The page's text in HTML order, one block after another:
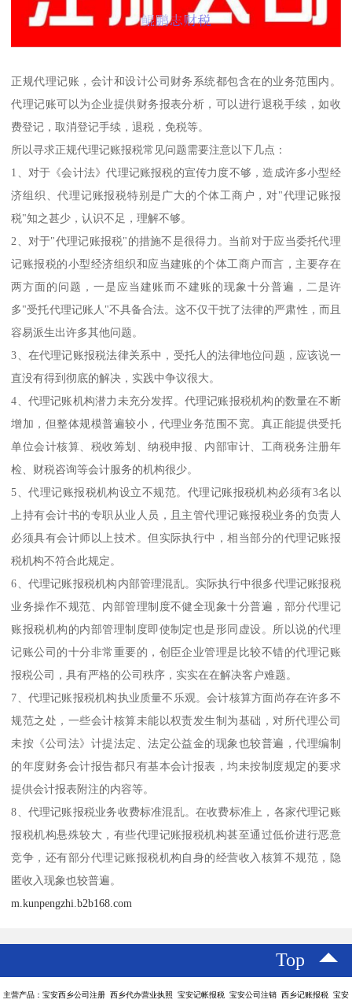
正规代理记账，会计和设计公司财务系统都包含在的业务范围内。
代理记账可以为企业提供财务报表分析，可以进行退税手续，如收
费登记，取消登记手续，退税，免税等。
所以寻求正规代理记账报税常见问题需要注意以下几点：
1、对于《会计法》代理记账报税的宣传力度不够，造成许多小型经
济组织、代理记账报税特别是广大的个体工商户，对"代理记账报
税"知之甚少，认识不足，理解不够。
2、对于"代理记账报税"的措施不是很得力。当前对于应当委托代理
记账报税的小型经济组织和应当建账的个体工商户而言，主要存在
两方面的问题，一是应当建账而不建账的现象十分普遍，二是许
多"受托代理记账人"不具备合法。这不仅干扰了法律的严肃性，而且
容易派生出许多其他问题。
3、在代理记账报税法律关系中，受托人的法律地位问题，应该说一
直没有得到彻底的解决，实践中争议很大。
4、代理记账机构潜力未充分发挥。代理记账报税机构的数量在不断
增加，但整体规模普遍较小，代理业务范围不宽。真正能提供受托
单位会计核算、税收筹划、纳税申报、内部审计、工商税务注册年
检、财税咨询等会计服务的机构很少。
5、代理记账报税机构设立不规范。代理记账报税机构必须有3名以
上持有会计书的专职从业人员，且主管代理记账报税业务的负责人
必须具有会计师以上技术。但实际执行中，相当部分的代理记账报
税机构不符合此规定。
6、代理记账报税机构内部管理混乱。实际执行中很多代理记账报税
业务操作不规范、内部管理制度不健全现象十分普遍，部分代理记
账报税机构的内部管理制度即使制定也是形同虚设。所以说的代理
记账公司的十分非常重要的，创臣企业管理是比较不错的代理记账
报税公司，具有严格的公司秩序，实实在在解决客户难题。
7、代理记账报税机构执业质量不乐观。会计核算方面尚存在许多不
规范之处，一些会计核算未能以权责发生制为基础，对所代理公司
未按《公司法》计提法定、法定公益金的现象也较普遍，代理编制
的年度财务会计报告都只有基本会计报表，均未按制度规定的要求
提供会计报表附注的内容等。
8、代理记账报税业务收费标准混乱。在收费标准上，各家代理记账
报税机构悬殊较大，有些代理记账报税机构甚至通过低价进行恶意
竞争，还有部分代理记账报税机构自身的经营收入核算不规范，隐
匿收入现象也较普遍。
m.kunpengzhi.b2b168.com
Top
主营产品：宝安西乡公司注册 西乡代办营业执照 宝安记帐报税 宝安公司注销 西乡记账报税 宝安